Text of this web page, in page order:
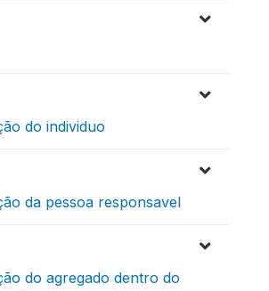
do individuo
da pessoa responsavel
do agregado dentro do